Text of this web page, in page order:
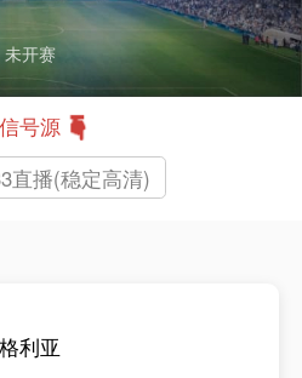
未开赛
号源
直播(稳定高清)
利亚